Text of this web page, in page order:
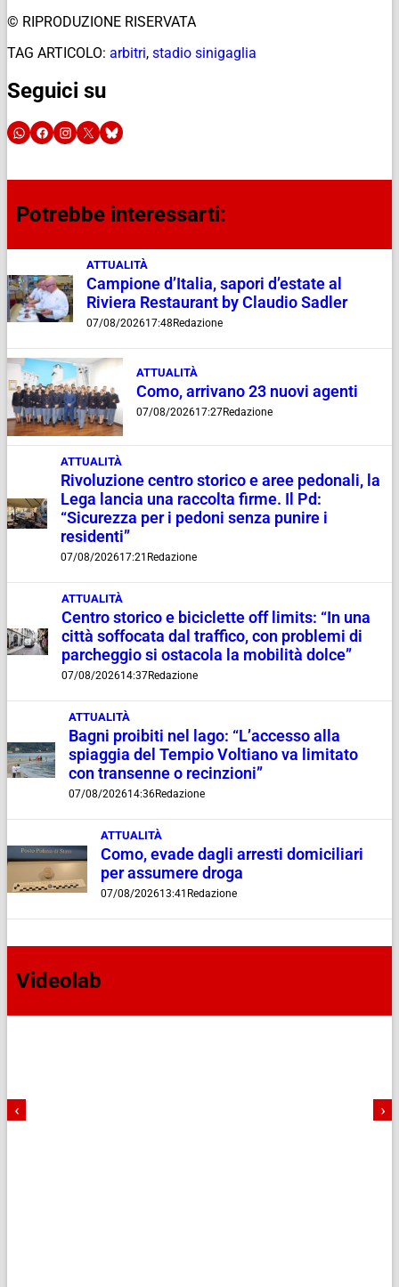
© RIPRODUZIONE RISERVATA
TAG ARTICOLO: arbitri, stadio sinigaglia
Seguici su
Potrebbe interessarti:
ATTUALITÀ
Campione d’Italia, sapori d’estate al
Riviera Restaurant by Claudio Sadler
07/08/202617:48 Redazione
ATTUALITÀ
Como, arrivano 23 nuovi agenti
07/08/202617:27Redazione
ATTUALITÀ
Rivoluzione centro storico e aree pedonali, la
Lega lancia una raccolta firme. Il Pd:
“Sicurezza per i pedoni senza punire i
residenti”
07/08/202617:21 Redazione
ATTUALITÀ
Centro storico e biciclette off limits: “In una
città soffocata dal traffico, con problemi di
parcheggio si ostacola la mobilità dolce”
07/08/202614:37Redazione
ATTUALITÀ
Bagni proibiti nel lago: “L’accesso alla
spiaggia del Tempio Voltiano va limitato
con transenne o recinzioni”
07/08/202614:36Redazione
ATTUALITÀ
Como, evade dagli arresti domiciliari
per assumere droga
07/08/202613:41 Redazione
Videolab
‹ ›